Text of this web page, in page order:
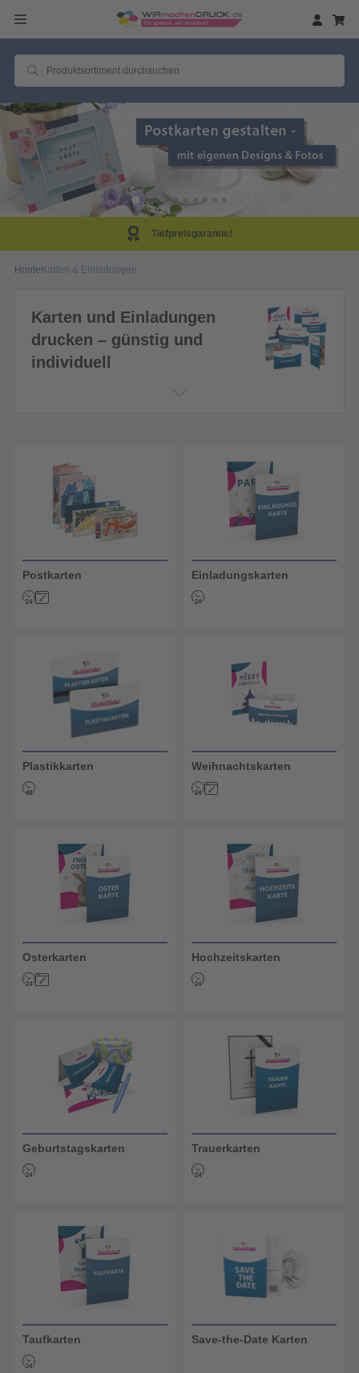
Tiefpreisgarantie!
HomeKarten & Einladungen
Karten und Einladungen
drucken – günstig und
individuell
Postkarten Einladungskarten
Plastikkarten Weihnachtskarten
Osterkarten Hochzeitskarten
Geburtstagskarten Trauerkarten
Taufkarten Save-the-Date Karten